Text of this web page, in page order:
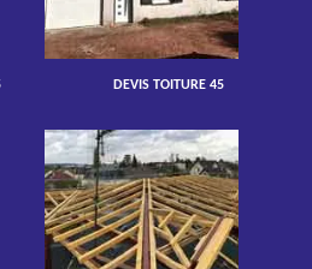
DEVIS TOITURE 45